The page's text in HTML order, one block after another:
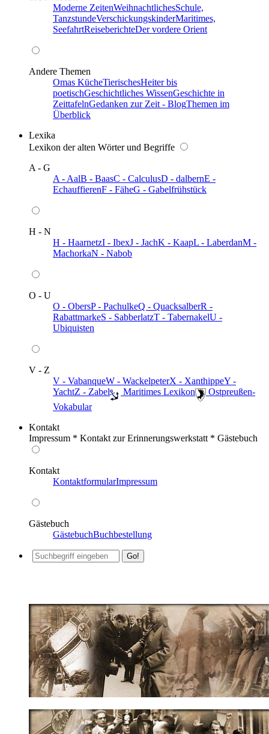
Moderne ZeitenWeihnachtlichesSchule,
TanzstundeVerschickungskinderMaritimes,
SeefahrtReiseberichteDer vordere Orient
Andere Themen
Omas KücheTierischesHeiter bis
poetischGeschichtliches WissenGeschichte in
ZeittafelnGedanken zur Zeit - BlogThemen im
Überblick
Lexika
Lexikon der alten Wörter und Begriffe
A - G
A - AalB - BaasC - CalculusD - dalbernE -
EchauffierenF - FäheG - Gabelfrühstück
H - N
H - HaarnetzI - IbexJ - JachK - KaapL - LaberdanM -
MachorkaN - Nabob
O - U
O - ObersP - PachulkeQ - QuacksalberR -
RabattmarkeS - SabberlatzT - TabernakelU -
Ubiquisten
V - Z
V - VabanqueW - WackelpeterX - XanthippeY -
YachtZ - Zabel ️ Maritimes Lexikon
️ Ostpreußen-
Vokabular
Kontakt
Impressum * Kontakt zur Erinnerungswerkstatt * Gästebuch
Kontakt
KontaktformularImpressum
Gästebuch
GästebuchBuchbestellung